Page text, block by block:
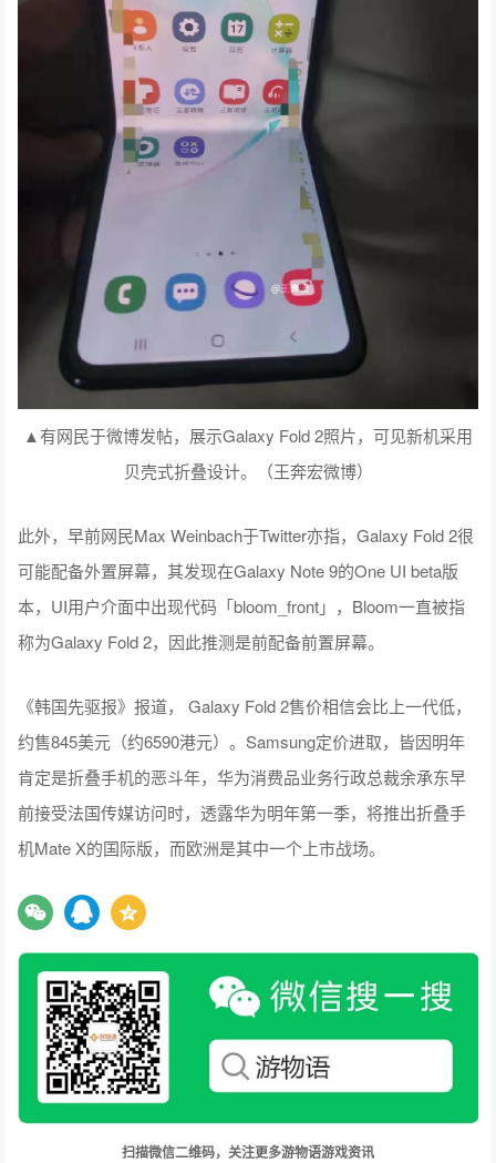
▲有网民于微博发帖，展示Galaxy Fold 2照片，可见新机采用
贝壳式折叠设计。（王奔宏微博）
此外，早前网民Max Weinbach于Twitter亦指，Galaxy Fold 2很
可能配备外置屏幕，其发现在Galaxy Note 9的One UI beta版
本，UI用户介面中出现代码「bloom_front」，Bloom一直被指
称为Galaxy Fold 2，因此推测是前配备前置屏幕。
《韩国先驱报》报道， Galaxy Fold 2售价相信会比上一代低，
约售845美元（约6590港元）。Samsung定价进取，皆因明年
肯定是折叠手机的恶斗年，华为消费品业务行政总裁余承东早
前接受法国传媒访问时，透露华为明年第一季，将推出折叠手
机Mate X的国际版，而欧洲是其中一个上市战场。
扫描微信二维码，关注更多游物语游戏资讯